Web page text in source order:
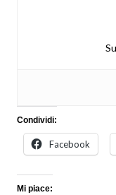
Condividi:
Facebook
Mi piace: